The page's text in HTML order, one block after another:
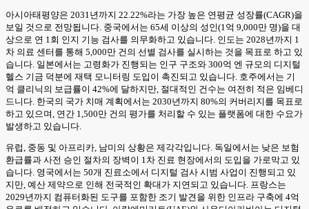
아시아태평양은 2031년까지 22.22%라는 가장 높은 연평균 성장률(CAGR)을
보일 것으로 전망됩니다. 중국에서는 65세 이상의 성인(1억 9,000만 명)을 대
상으로 연 1회 인지 기능 검사를 의무화하고 있습니다. 인도는 2028년까지 1
차 의료 센터를 통해 5,000만 건의 선별 검사를 실시하는 것을 목표로 하고 있
습니다. 일본에서는 고령화가 진행되는 인구 구조와 300억 엔 규모의 디지털
헬스 기금 덕분에 재택 모니터링 도입이 촉진되고 있습니다. 호주에서는 기
억 클리닉의 보급률이 42%에 달하지만, 절대적인 건수는 여전히 적은 임베디
드니다. 한국의 국가 치매 계획에서는 2030년까지 80%의 커버리지를 목표로
하고 있으며, 연간 1,500만 건의 평가를 처리할 수 있는 플랫폼에 대한 수요가
발생하고 있습니다.
유럽, 중동 및 아프리카, 남미의 상황은 제각각입니다. 독일에서는 낮은 보험
환급률과 사전 승인 절차의 장벽이 1차 진료 현장에서의 도입을 가로막고 있
습니다. 영국에서는 50개 진료소에서 디지털 검사 시범 사업이 진행되고 있
지만, 예산 제약으로 인해 전국적인 확대가 지연되고 있습니다. 프랑스는
2029년까지 컴퓨터화된 도구를 포함한 조기 발견을 위한 인프라 구축에 4억